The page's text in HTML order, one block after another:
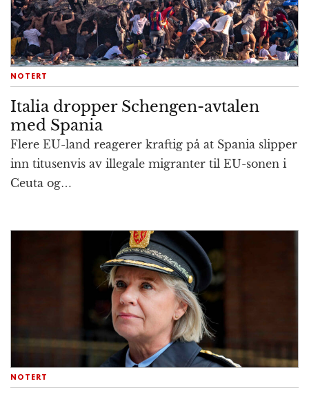
NOTERT
Italia dropper Schengen-avtalen
med Spania
Flere EU-land reagerer kraftig på at Spania slipper
inn titusen­vis av ille­gale mig­ranter til EU-sonen i
Ceuta og…
NOTERT